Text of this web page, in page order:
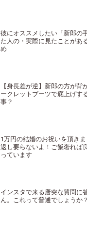
彼にオススメしたい「新郎の
た人の・実際に見たことがあ
め
【身長差が逆】新郎の方が背
ークレットブーツで底上げす
事？
1万円の結婚のお祝いを頂き
返し要らないよ！ご飯奢れば
っています
インスタで来る唐突な質問に
ん。これって普通でしょうか？